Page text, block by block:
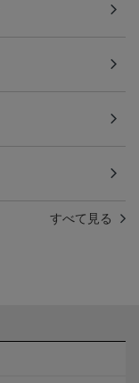
すべて見る